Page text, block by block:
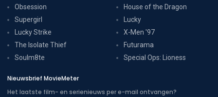
Obsession
Supergirl
Lucky Strike
The Isolate Thief
Soulm8te
House of the Dragon
Lucky
X-Men '97
Futurama
Special Ops: Lioness
Nieuwsbrief MovieMeter
Het laatste film- en serienieuws per e-mail ontvangen?